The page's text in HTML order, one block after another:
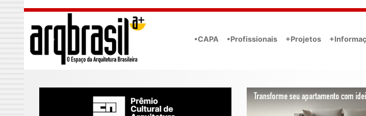
Skip to main content
•CAPA •Profissionais +Projetos